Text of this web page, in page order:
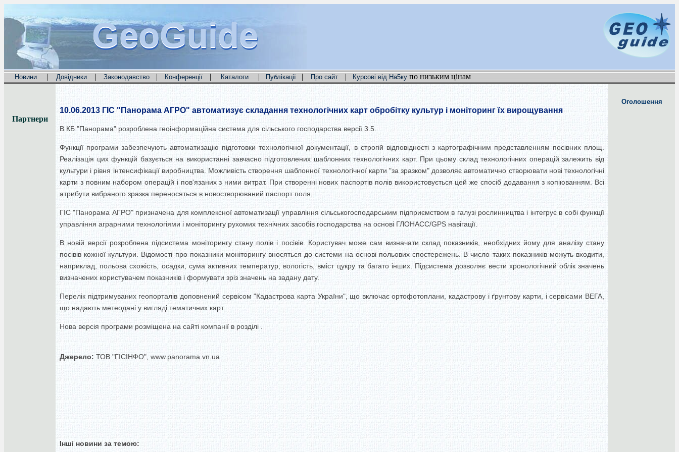
GeoGuide
GeoGuide
GeoGuide
Новини | Довідники | Законодавство | Конференції | Каталоги | Публікації | Про сайт | Курсові від На5ку по низьким цінам
Партнери
10.06.2013 ГІС "Панорама АГРО" автоматизує складання технологічних карт обробітку культур і моніторинг їх вирощування
В КБ "Панорама" розроблена геоінформаційна система для сільського господарства версії 3.5.
Функції програми забезпечують автоматизацію підготовки технологічної документації, в строгій відповідності з картографічним представленням посівних площ.
Реалізація цих функцій базується на використанні завчасно підготовлених шаблонних технологічних карт. При цьому склад технологічних операцій залежить від
культури і рівня інтенсифікації виробництва. Можливість створення шаблонної технологічної карти "за зразком" дозволяє автоматично створювати нові технологічні
карти з повним набором операцій і пов'язаних з ними витрат. При створенні нових паспортів полів використовується цей же спосіб додавання з копіюванням. Всі
атрибути вибраного зразка переносяться в новостворюваний паспорт поля.
ГІС "Панорама АГРО" призначена для комплексної автоматизації управління сільськогосподарським підприємством в галузі рослинництва і інтегрує в собі функції
управління аграрними технологіями і моніторингу рухомих технічних засобів господарства на основі ГЛОНАСС/GPS навігації.
В новій версії розроблена підсистема моніторингу стану полів і посівів. Користувач може сам визначати склад показників, необхідних йому для аналізу стану
посівів кожної культури. Відомості про показники моніторингу вносяться до системи на основі польових спостережень. В число таких показників можуть входити,
наприклад, польова схожість, осадки, сума активних температур, вологість, вміст цукру та багато інших. Підсистема дозволяє вести хронологічний облік значень
визначених користувачем показників і формувати зріз значень на задану дату.
Перелік підтримуваних геопорталів доповнений сервісом "Кадастрова карта України", що включає ортофотоплани, кадастрову і ґрунтову карти, і сервісами ВЕГА,
що надають метеодані у вигляді тематичних карт.
Нова версія програми розміщена на сайті компанії в розділі .
Джерело: ТОВ "ГІСІНФО", www.panorama.vn.ua
Інші новини за темою:
Оголошення